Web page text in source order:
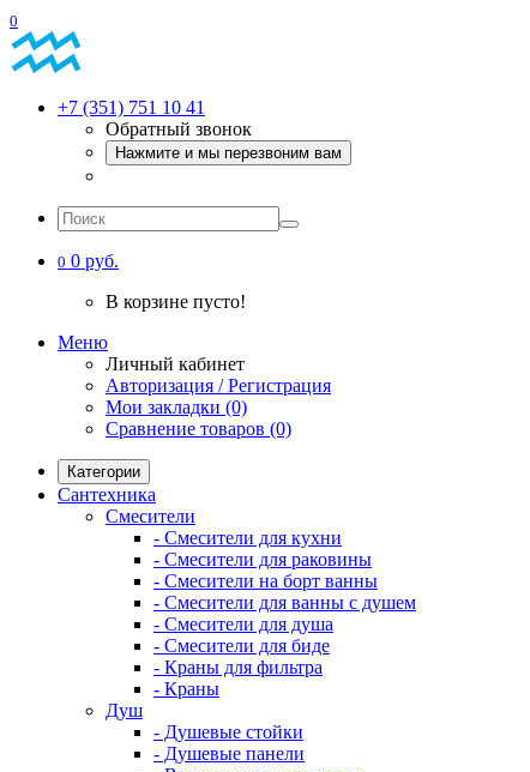
0
+7 (351) 751 10 41
Обратный звонок
Нажмите и мы перезвоним вам
0 0 руб.
В корзине пусто!
Меню
Личный кабинет
Авторизация / Регистрация
Мои закладки (0)
Сравнение товаров (0)
Категории
Сантехника
Смесители
- Смесители для кухни
- Смесители для раковины
- Смесители на борт ванны
- Смесители для ванны с душем
- Смесители для душа
- Смесители для биде
- Краны для фильтра
- Краны
Душ
- Душевые стойки
- Душевые панели